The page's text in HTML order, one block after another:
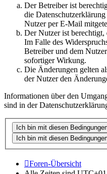
Der Betreiber ist
die
Nutzer per E-Mail
Der Nutzer ist
Im Falle des
Betreiber und dem
sofortiger Wirkung.
Die Änderungen gelten
der Nutzer den
Informationen über den
sind in der
Foren-Übersicht